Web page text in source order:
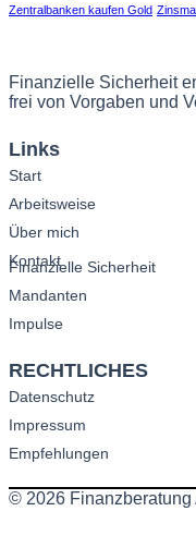
Zentralbanken kaufen Gold
Finanzielle Sicherheit
frei von Vorgaben und
Links
Start
Arbeitsweise
Über mich
Kontakt
Finanzielle Sicherheit
Mandanten
Impulse
RECHTLICHES
Datenschutz
Impressum
Empfehlungen